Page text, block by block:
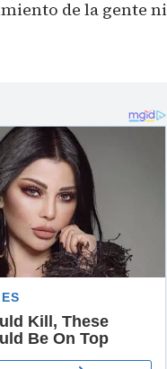
de la gente